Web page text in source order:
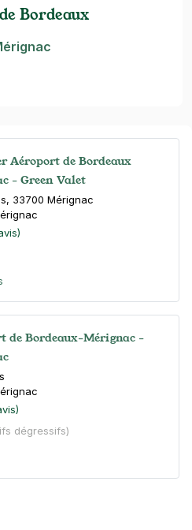
Aéroport de Bordeaux
- Green Valet
33700 Mérignac
de Bordeaux-Mérignac -
dégressifs)
Bordeaux